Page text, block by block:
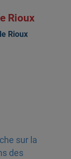
Rioux
Rioux
sur la
des